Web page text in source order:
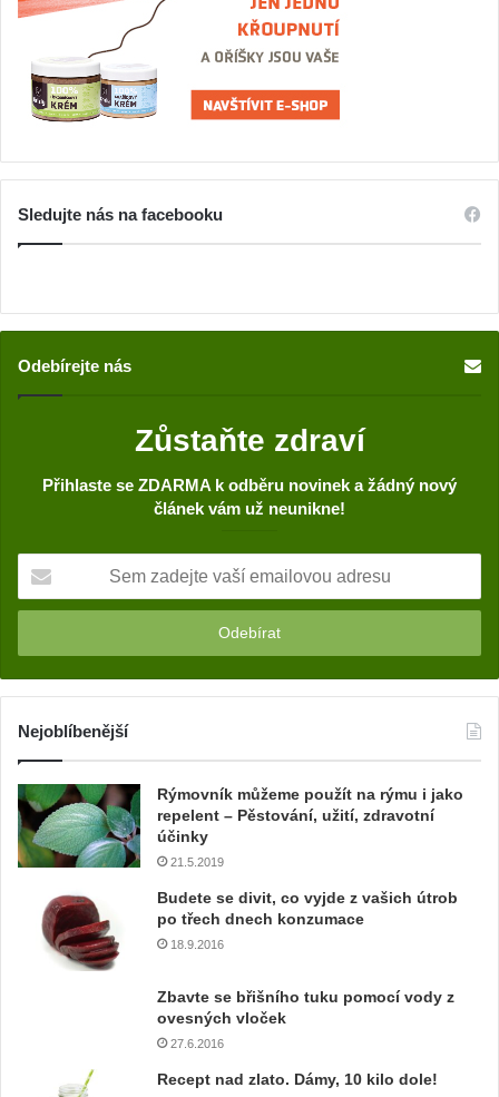
Sledujte nás na facebooku
Odebírejte nás
Zůstaňte zdraví
Přihlaste se ZDARMA k odběru novinek a žádný nový
článek vám už neunikne!
m
a
d
j
v
a
š
í
Nejoblíbenější
Rýmovník můžeme použít na rýmu i jako
repelent – Pěstování, užití, zdravotní
účinky
21.5.2019
Budete se divit, co vyjde z vašich útrob
po třech dnech konzumace
18.9.2016
Zbavte se břišního tuku pomocí vody z
ovesných vloček
27.6.2016
Recept nad zlato. Dámy, 10 kilo dole!